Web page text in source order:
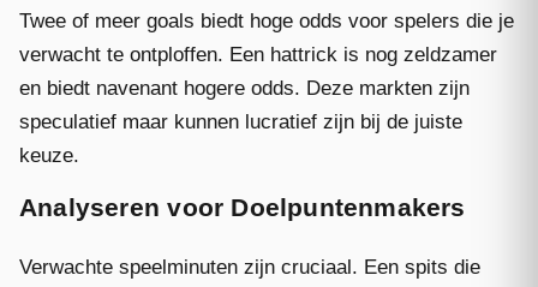
Twee of meer goals biedt hoge odds voor spelers die je
verwacht te ontploffen. Een hattrick is nog zeldzamer
en biedt navenant hogere odds. Deze markten zijn
speculatief maar kunnen lucratief zijn bij de juiste
keuze.
Analyseren voor Doelpuntenmakers
Verwachte speelminuten zijn cruciaal. Een spits die